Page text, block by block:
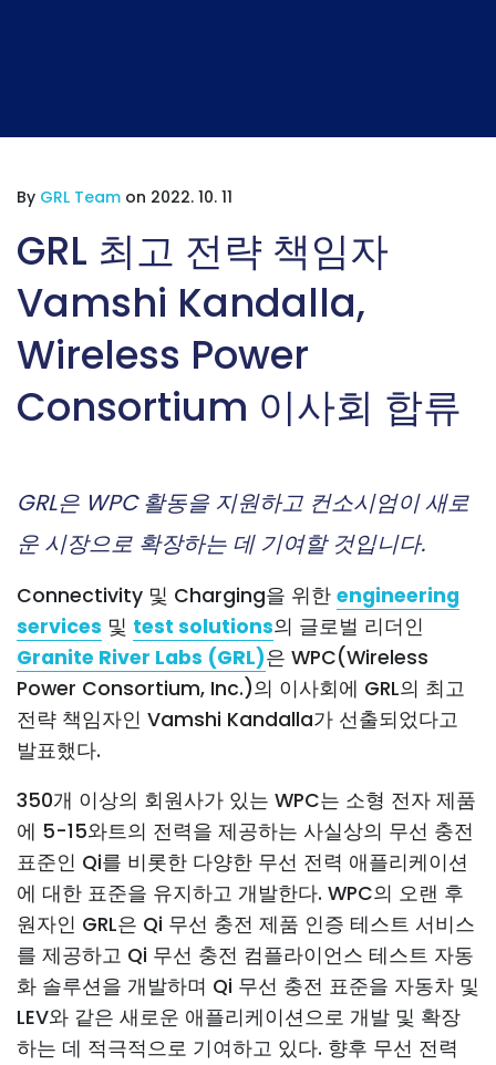
By GRL Team on 2022. 10. 11
GRL 최고 전략 책임자
Vamshi Kandalla,
Wireless Power
Consortium 이사회 합류
GRL은 WPC 활동을 지원하고 컨소시엄이 새로
운 시장으로 확장하는 데 기여할 것입니다.
Connectivity 및 Charging을 위한 engineering
services 및 test solutions의 글로벌 리더인
Granite River Labs (GRL)은 WPC(Wireless
Power Consortium, Inc.)의 이사회에 GRL의 최고
전략 책임자인 Vamshi Kandalla가 선출되었다고
발표했다.
350개 이상의 회원사가 있는 WPC는 소형 전자 제품
에 5-15와트의 전력을 제공하는 사실상의 무선 충전
표준인 Qi를 비롯한 다양한 무선 전력 애플리케이션
에 대한 표준을 유지하고 개발한다. WPC의 오랜 후
원자인 GRL은 Qi 무선 충전 제품 인증 테스트 서비스
를 제공하고 Qi 무선 충전 컴플라이언스 테스트 자동
화 솔루션을 개발하며 Qi 무선 충전 표준을 자동차 및
LEV와 같은 새로운 애플리케이션으로 개발 및 확장
하는 데 적극적으로 기여하고 있다. 향후 무선 전력